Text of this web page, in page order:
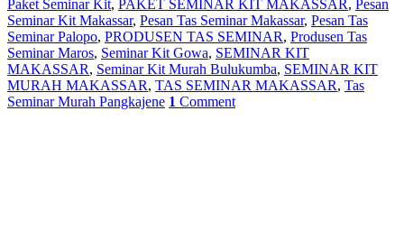
Paket Seminar Kit, PAKET SEMINAR KIT MAKASSAR, Pesan
Seminar Kit Makassar, Pesan Tas Seminar Makassar, Pesan Tas
Seminar Palopo, PRODUSEN TAS SEMINAR, Produsen Tas
Seminar Maros, Seminar Kit Gowa, SEMINAR KIT
MAKASSAR, Seminar Kit Murah Bulukumba, SEMINAR KIT
MURAH MAKASSAR, TAS SEMINAR MAKASSAR, Tas
Seminar Murah Pangkajene 1 Comment